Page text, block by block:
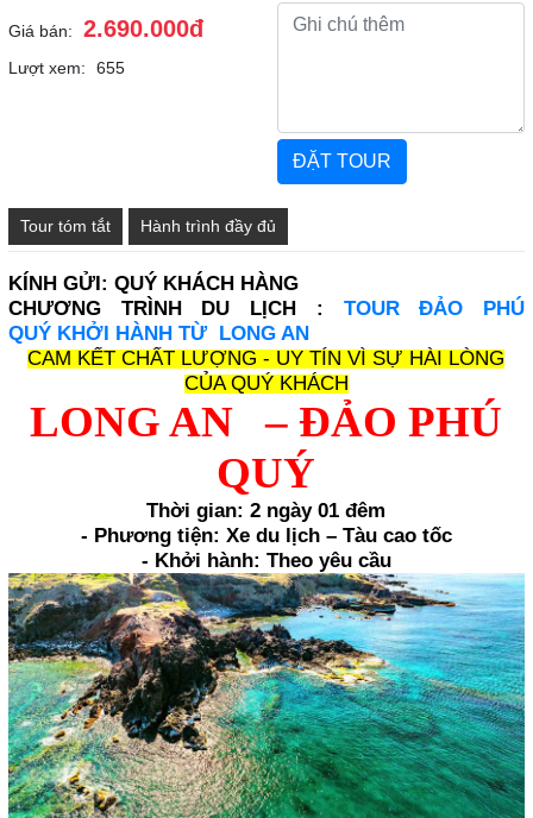
Giá bán: 2.690.000đ
Lượt xem: 655
Tour tóm tắt Hành trình đầy đủ
KÍNH GỬI: QUÝ KHÁCH HÀNG
CHƯƠNG TRÌNH DU LỊCH : TOUR ĐẢO PHÚ
QUÝ KHỞI HÀNH TỪ LONG AN
CAM KẾT CHẤT LƯỢNG - UY TÍN VÌ SỰ HÀI LÒNG
CỦA QUÝ KHÁCH
LONG AN – ĐẢO PHÚ
QUÝ
Thời gian: 2 ngày 01 đêm
- Phương tiện: Xe du lịch – Tàu cao tốc
- Khởi hành: Theo yêu cầu